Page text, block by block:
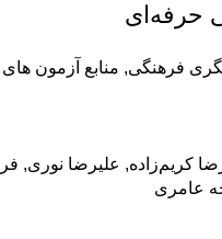
حرفه‌ای
فرهنگی, منابع آزمون
کریم‌زاده, علیرضا نوری,
عامری